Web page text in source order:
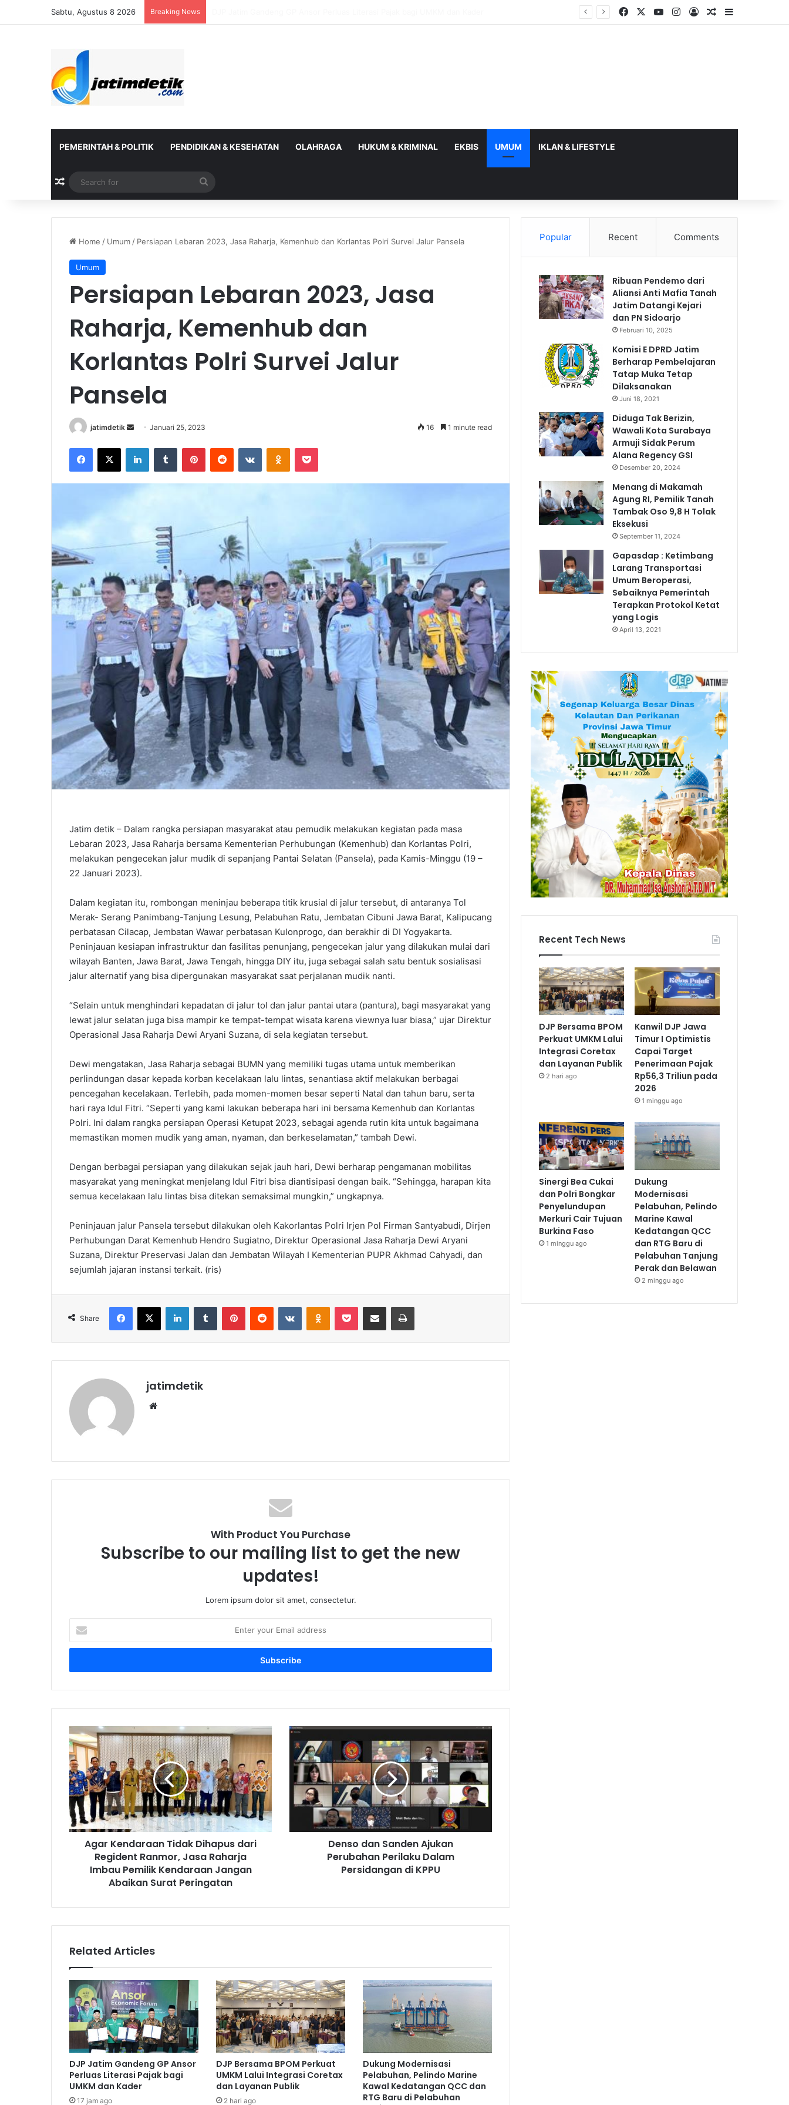
Sabtu, Agustus 8 2026 Breaking News FacebookYouTubeInstagram
Log InRandom Article
Sidebar
PEMERINTAH & POLITIK PENDIDIKAN & KESEHATAN OLAHRAGA HUKUM & KRIMINAL EKBIS UMUM IKLAN & LIFESTYLE
Random Article
for
Home / Umum / Persiapan Lebaran 2023, Jasa Raharja, Kemenhub dan Korlantas Polri Survei Jalur Pansela
Umum
Persiapan Lebaran 2023, Jasa
Raharja, Kemenhub dan
Korlantas Polri Survei Jalur
Pansela
jatimdetik
Send
email
Januari 25, 2023 16 1 minute read
Facebook
X LinkedInTumblr PinterestReddit VKontakteOdnoklassniki
Pocket
Jatim detik – Dalam rangka persiapan masyarakat atau pemudik melakukan kegiatan pada masa
Lebaran 2023, Jasa Raharja bersama Kementerian Perhubungan (Kemenhub) dan Korlantas Polri,
melakukan pengecekan jalur mudik di sepanjang Pantai Selatan (Pansela), pada Kamis-Minggu (19 –
22 Januari 2023).
Dalam kegiatan itu, rombongan meninjau beberapa titik krusial di jalur tersebut, di antaranya Tol
Merak- Serang Panimbang-Tanjung Lesung, Pelabuhan Ratu, Jembatan Cibuni Jawa Barat, Kalipucang
perbatasan Cilacap, Jembatan Wawar perbatasan Kulonprogo, dan berakhir di DI Yogyakarta.
Peninjauan kesiapan infrastruktur dan fasilitas penunjang, pengecekan jalur yang dilakukan mulai dari
wilayah Banten, Jawa Barat, Jawa Tengah, hingga DIY itu, juga sebagai salah satu bentuk sosialisasi
jalur alternatif yang bisa dipergunakan masyarakat saat perjalanan mudik nanti.
“Selain untuk menghindari kepadatan di jalur tol dan jalur pantai utara (pantura), bagi masyarakat yang
lewat jalur selatan juga bisa mampir ke tempat-tempat wisata karena viewnya luar biasa,” ujar Direktur
Operasional Jasa Raharja Dewi Aryani Suzana, di sela kegiatan tersebut.
Dewi mengatakan, Jasa Raharja sebagai BUMN yang memiliki tugas utama untuk memberikan
perlindungan dasar kepada korban kecelakaan lalu lintas, senantiasa aktif melakukan berbagai
pencegahan kecelakaan. Terlebih, pada momen-momen besar seperti Natal dan tahun baru, serta
hari raya Idul Fitri. “Seperti yang kami lakukan beberapa hari ini bersama Kemenhub dan Korlantas
Polri. Ini dalam rangka persiapan Operasi Ketupat 2023, sebagai agenda rutin kita untuk bagaimana
memastikan momen mudik yang aman, nyaman, dan berkeselamatan,” tambah Dewi.
Dengan berbagai persiapan yang dilakukan sejak jauh hari, Dewi berharap pengamanan mobilitas
masyarakat yang meningkat menjelang Idul Fitri bisa diantisipasi dengan baik. “Sehingga, harapan kita
semua kecelakaan lalu lintas bisa ditekan semaksimal mungkin,” ungkapnya.
Peninjauan jalur Pansela tersebut dilakukan oleh Kakorlantas Polri Irjen Pol Firman Santyabudi, Dirjen
Perhubungan Darat Kemenhub Hendro Sugiatno, Direktur Operasional Jasa Raharja Dewi Aryani
Suzana, Direktur Preservasi Jalan dan Jembatan Wilayah I Kementerian PUPR Akhmad Cahyadi, dan
sejumlah jajaran instansi terkait. (ris)
Share
Facebook
X LinkedInTumblr PinterestReddit VKontakteOdnoklassniki
Pocket Share via Email Print
jatimdetik
With Product You Purchase
Subscribe to our mailing list to get the new
updates!
Lorem ipsum dolor sit amet, consectetur.
your
Email
Agar
Kendaraan
Tidak
Dihapus
dari
Regident
Ranmor,
Jasa
Raharja
Imbau
Kendaraan
Agar Kendaraan Tidak Dihapus dari
Regident Ranmor, Jasa Raharja
Imbau Pemilik Kendaraan Jangan
Abaikan Surat Peringatan
Denso
dan
Sanden
Ajukan
Perubahan
Perilaku
Dalam
Persidangan
di
Denso dan Sanden Ajukan
Perubahan Perilaku Dalam
Persidangan di KPPU
Related Articles
DJP Jatim Gandeng GP Ansor
Perluas Literasi Pajak bagi
UMKM dan Kader
17 jam ago
DJP Bersama BPOM Perkuat
UMKM Lalui Integrasi Coretax
dan Layanan Publik
2 hari ago
Dukung Modernisasi
Pelabuhan, Pelindo Marine
Kawal Kedatangan QCC dan
RTG Baru di Pelabuhan
Popular Recent Comments
Ribuan Pendemo dari
Aliansi Anti Mafia Tanah
Jatim Datangi Kejari
dan PN Sidoarjo
Februari 10, 2025
Komisi E DPRD Jatim
Berharap Pembelajaran
Tatap Muka Tetap
Dilaksanakan
Juni 18, 2021
Diduga Tak Berizin,
Wawali Kota Surabaya
Armuji Sidak Perum
Alana Regency GSI
Desember 20, 2024
Menang di Makamah
Agung RI, Pemilik Tanah
Tambak Oso 9,8 H Tolak
Eksekusi
September 11, 2024
Gapasdap : Ketimbang
Larang Transportasi
Umum Beroperasi,
Sebaiknya Pemerintah
Terapkan Protokol Ketat
yang Logis
April 13, 2021
Recent Tech News
DJP Bersama BPOM
Perkuat UMKM Lalui
Integrasi Coretax
dan Layanan Publik
2 hari ago
Kanwil DJP Jawa
Timur I Optimistis
Capai Target
Penerimaan Pajak
Rp56,3 Triliun pada
2026
1 minggu ago
Sinergi Bea Cukai
dan Polri Bongkar
Penyelundupan
Merkuri Cair Tujuan
Burkina Faso
1 minggu ago
Dukung
Modernisasi
Pelabuhan, Pelindo
Marine Kawal
Kedatangan QCC
dan RTG Baru di
Pelabuhan Tanjung
Perak dan Belawan
2 minggu ago